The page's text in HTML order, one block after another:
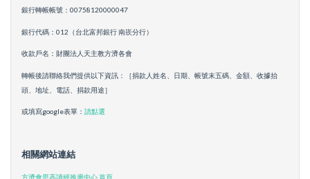
銀行轉帳帳號：00758120000047
銀行代碼：012（台北富邦銀行 南崁分行）
收款戶名：財團法人天主教方濟各會
轉帳後請聯絡我們提供以下資訊：［捐款人姓名、日期、帳號末五碼、金額、收據抬
頭、地址、電話、捐款用途］
或填寫google表單： 請點選
相關網站連結
方濟會思高讀經推廣中心 首頁